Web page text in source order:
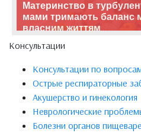
Материнство в
мами тримають баланс
власним життям
Консультации
Консультации по
Острые респираторные
Акушерство и гинекология
Неврологические
Болезни органов